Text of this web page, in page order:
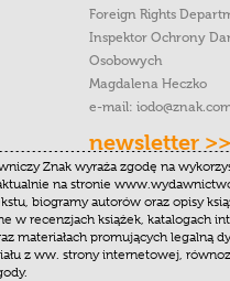
Foreign Rights
Inspektor Ochrony
Osobowych
Magdalena Heczko
e-mail:
newsletter >>
Znak wyraża zgodę na
na stronie
biogramy autorów oraz opisy
w recenzjach książek, katalogach
materiałach promujących legalną
z ww. strony internetowej,